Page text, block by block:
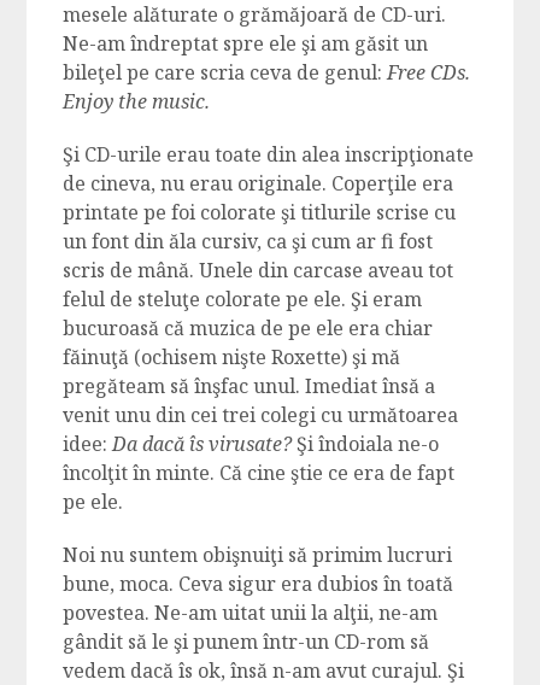
mesele alăturate o grămăjoară de CD-uri.
Ne-am îndreptat spre ele şi am găsit un
bileţel pe care scria ceva de genul:Free CDs.
Enjoy the music.
Şi CD-urile erau toate din alea inscripţionate
de cineva, nu erau originale. Coperţile era
printate pe foi colorate şi titlurile scrise cu
un font din ăla cursiv, ca şi cum ar fi fost
scris de mână. Unele din carcase aveau tot
felul de steluţe colorate pe ele. Şi eram
bucuroasă că muzica de pe ele era chiar
făinuţă (ochisem nişte Roxette) şi mă
pregăteam să înşfac unul. Imediat însă a
venit unu din cei trei colegi cu următoarea
idee:Da dacă îs virusate?Şi îndoiala ne-o
încolţit în minte. Că cine ştie ce era de fapt
pe ele.
Noi nu suntem obişnuiţi să primim lucruri
bune, moca. Ceva sigur era dubios în toată
povestea. Ne-am uitat unii la alţii, ne-am
gândit să le şi punem într-un CD-rom să
vedem dacă îs ok, însă n-am avut curajul. Şi